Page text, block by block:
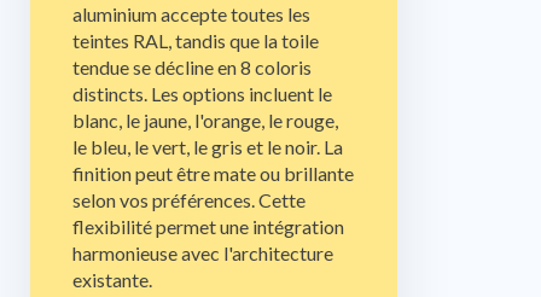
aluminium accepte toutes les
teintes RAL, tandis que la toile
tendue se décline en 8 coloris
distincts. Les options incluent le
blanc, le jaune, l'orange, le rouge,
le bleu, le vert, le gris et le noir. La
finition peut être mate ou brillante
selon vos préférences. Cette
flexibilité permet une intégration
harmonieuse avec l'architecture
existante.